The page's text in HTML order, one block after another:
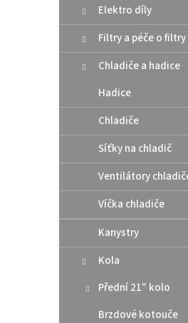
Elektro díly
Filtry a péče o filtry
Chladiče a hadice
Hadice
Chladiče
Síťky na chladič
Ventilátory
Víčka chladiče
Kanystry
Kola
Přední 21" kolo
Brzdové kotouče